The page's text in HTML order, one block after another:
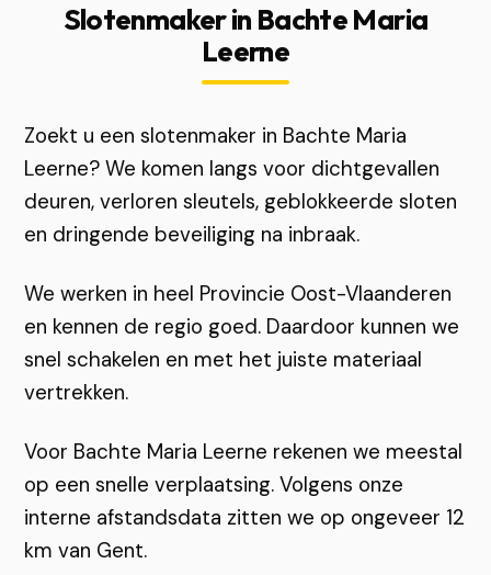
Slotenmaker in Bachte Maria
Leerne
Zoekt u een slotenmaker in Bachte Maria
Leerne? We komen langs voor dichtgevallen
deuren, verloren sleutels, geblokkeerde sloten
en dringende beveiliging na inbraak.
We werken in heel Provincie Oost-Vlaanderen
en kennen de regio goed. Daardoor kunnen we
snel schakelen en met het juiste materiaal
vertrekken.
Voor Bachte Maria Leerne rekenen we meestal
op een snelle verplaatsing. Volgens onze
interne afstandsdata zitten we op ongeveer 12
km van Gent.